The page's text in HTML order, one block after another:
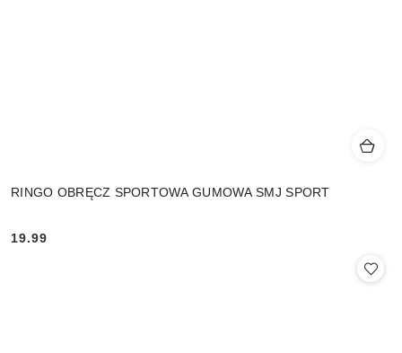
RINGO OBRĘCZ SPORTOWA GUMOWA SMJ SPORT
Cena:
19.99